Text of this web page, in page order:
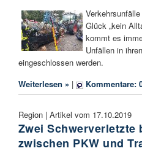
Glück „kein
kommt es
Unfällen in
eingeschlossen werden.
Weiterlesen » | Kommentare:
Region | Artikel vom 17.10.2019
Zwei Schwerverletzte
zwischen PKW und